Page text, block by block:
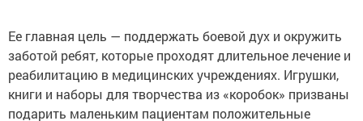
Ее главная цель — поддержать боевой дух и окружить
заботой ребят, которые проходят длительное лечение и
реабилитацию в медицинских учреждениях. Игрушки,
книги и наборы для творчества из «коробок» призваны
подарить маленьким пациентам положительные